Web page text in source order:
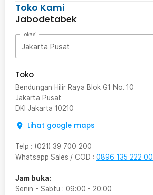
Toko Kami
Jabodetabek
Lokasi
Jakarta Pusat
Toko
Bendungan Hilir Raya Blok G1 No. 10
Jakarta Pusat
DKI Jakarta 10210
Lihat google maps
Telp : (021) 39 700 200
Whatsapp Sales / COD : 0896 135 222 00
Jam buka:
Senin - Sabtu : 09:00 - 20:00